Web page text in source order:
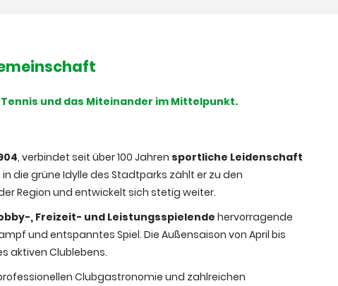
und das Miteinander im Mittelpunkt.
, verbindet seit über 100 Jahren sportliche Leidenschaft
die grüne Idylle des Stadtparks zählt er zu den
Region und entwickelt sich stetig weiter.
, Freizeit- und Leistungsspielendehervorragende
und entspanntes Spiel. Die Außensaison von April bis
aktiven Clublebens.
Clubgastronomie und zahlreichen